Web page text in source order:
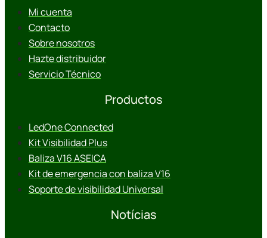
Mi cuenta
Contacto
Sobre nosotros
Hazte distribuidor
Servicio Técnico
Productos
LedOne Connected
Kit Visibilidad Plus
Baliza V16 ASEICA
Kit de emergencia con baliza V16
Soporte de visibilidad Universal
Notícias